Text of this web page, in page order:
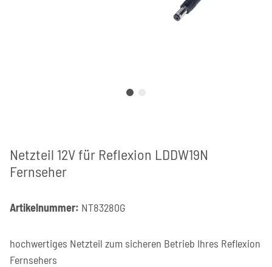
Netzteil 12V für Reflexion LDDW19N
Fernseher
Artikelnummer: NT83280G
hochwertiges Netzteil zum sicheren Betrieb Ihres Reflexion
Fernsehers